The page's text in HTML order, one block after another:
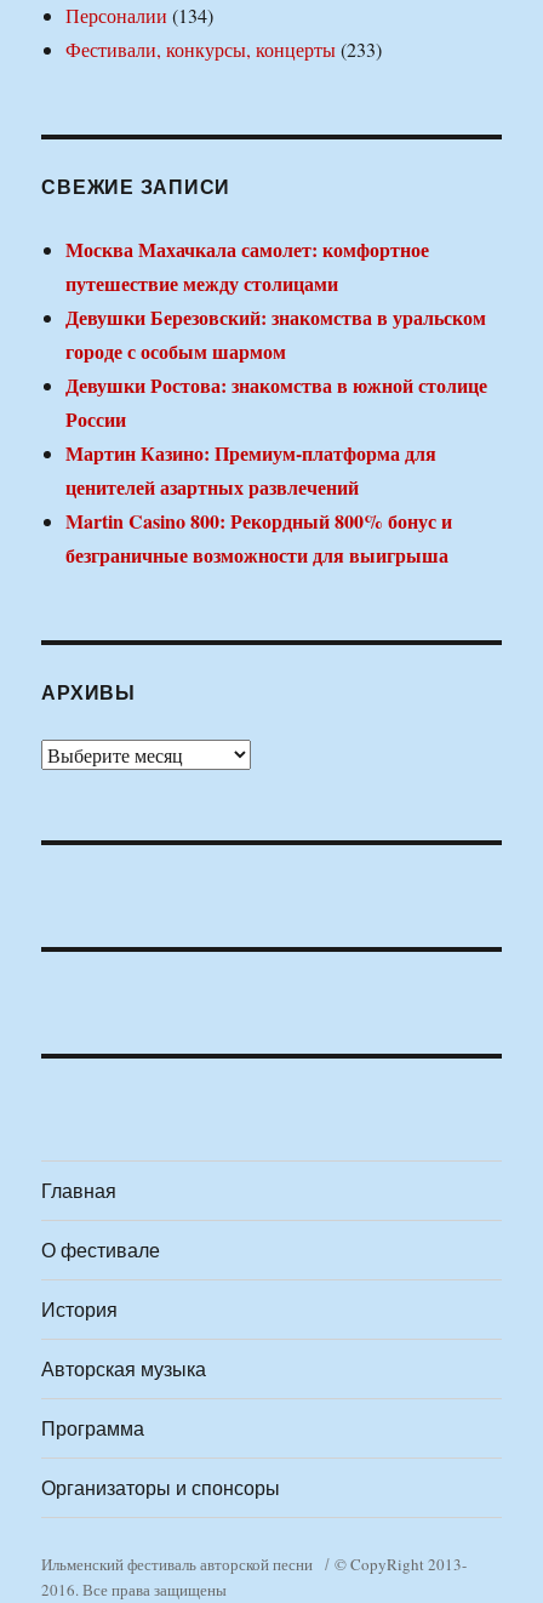
Персоналии (134)
Фестивали, конкурсы, концерты(233)
СВЕЖИЕ ЗАПИСИ
Москва Махачкала самолет: комфортное
путешествие между столицами
Девушки Березовский: знакомства в уральском
городе с особым шармом
Девушки Ростова: знакомства в южной столице
России
Мартин Казино: Премиум-платформа для
ценителей азартных развлечений
Martin Casino 800: Рекордный 800% бонус и
безграничные возможности для выигрыша
АРХИВЫ
Архивы
Главная
О фестивале
История
Авторская музыка
Программа
Организаторы и спонсоры
Ильменский фестиваль авторской песни
© CopyRight 2013-
2016. Все права защищены